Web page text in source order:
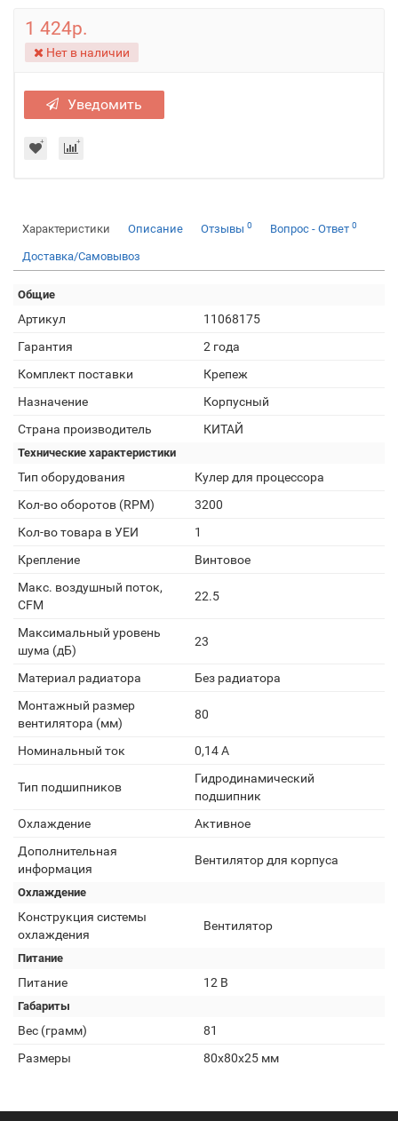
1 424р.
Нет в наличии
Уведомить
Характеристики Описание Отзывы 0 Вопрос - Ответ 0
Доставка/Самовывоз
Общие
Артикул
11068175
Гарантия
2 года
Комплект поставки
Крепеж
Назначение
Корпусный
Страна производитель
КИТАЙ
Технические характеристики
Тип оборудования
Кулер для процессора
Кол-во оборотов (RPM)
3200
Кол-во товара в УЕИ
1
Крепление
Винтовое
Макс. воздушный поток,
CFM
22.5
Максимальный уровень
шума (дБ)
23
Материал радиатора
Без радиатора
Монтажный размер
вентилятора (мм)
80
Номинальный ток 0,14 А
Тип подшипников
Гидродинамический
подшипник
Охлаждение
Активное
Дополнительная
информация
Вентилятор для корпуса
Охлаждение
Конструкция системы
охлаждения
Вентилятор
Питание
Питание 12 В
Габариты
Вес (грамм)
81
Размеры
80х80х25 мм